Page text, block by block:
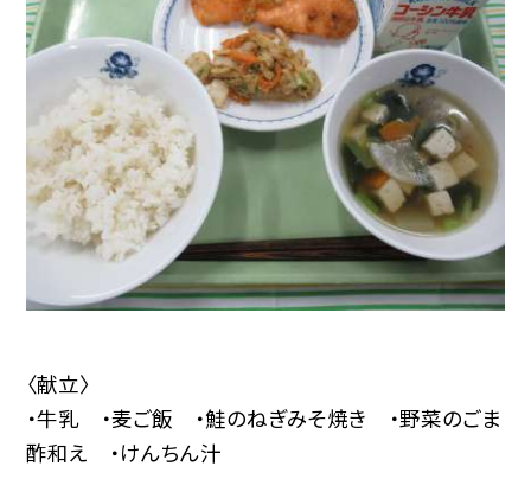
〈献立〉
・牛乳 ・麦ご飯 ・鮭のねぎみそ焼き ・野菜のごま
酢和え ・けんちん汁